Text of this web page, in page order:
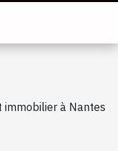
immobilier à Nantes